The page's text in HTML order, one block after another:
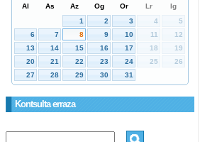
Kontsulta erraza